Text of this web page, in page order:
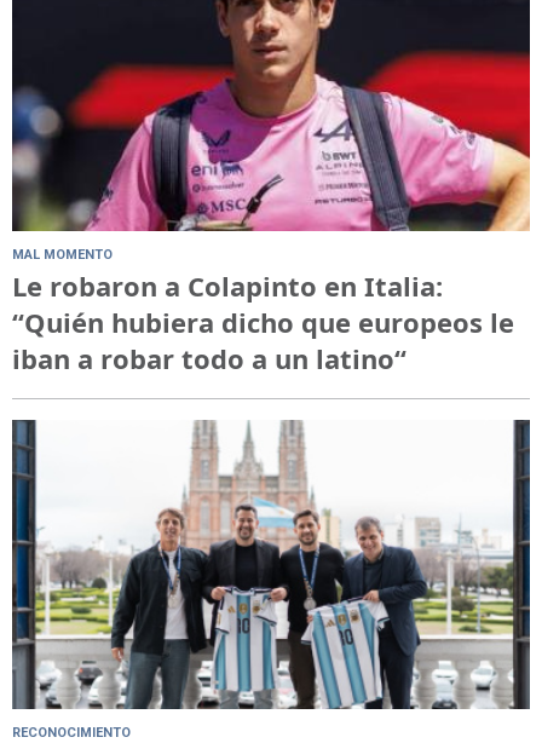
MAL MOMENTO
Le robaron a Colapinto en Italia:
“Quién hubiera dicho que europeos le
iban a robar todo a un latino“
RECONOCIMIENTO